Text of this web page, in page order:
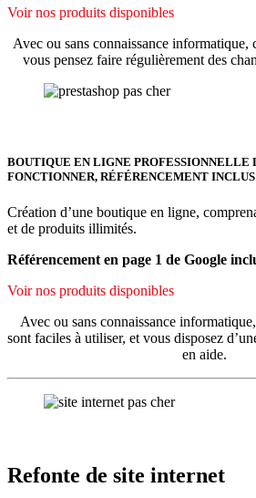
Voir nos produits disponibles
Avec ou sans connaissance informatique,
vous pensez faire régulièrement des
BOUTIQUE EN LIGNE PROFESSIONNELLE
FONCTIONNER, RÉFÉRENCEMENT INCLUS
Création d’une boutique en ligne,
et de produits illimités.
Référencement en page 1 de Google
Voir nos produits disponibles
Avec ou sans connaissance
sont faciles à utiliser, et vous disposez
en aide.
Refonte de site internet